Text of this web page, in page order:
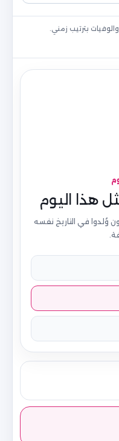
بترتيب زمني.
هذا اليوم
وُلدوا في التاريخ نفسه